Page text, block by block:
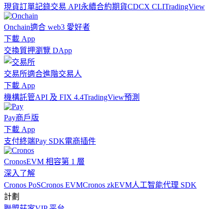
現貨訂單記錄交易 API永續合約期貨CDCX CLITradingView
Onchain適合 web3 愛好者
下載 App
交換質押瀏覽 DApp
交易所適合進階交易人
下載 App
機構託管API 及 FIX 4.4TradingView預測
Pay商戶版
下載 App
支付終端Pay SDK電商插件
CronosEVM 相容第 1 層
深入了解
Cronos PoSCronos EVMCronos zkEVM人工智能代理 SDK
計劃